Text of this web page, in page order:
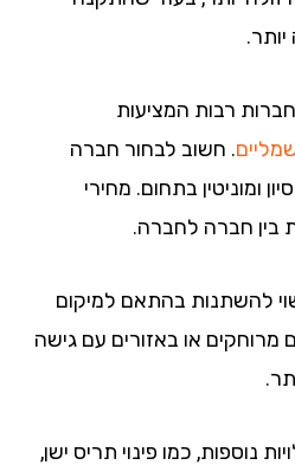
רבות המציעות
. חשוב לבחור חברה
בתחום. מחירי
חברה לחברה.
בהתאם למיקום
או באזורים עם גישה
כמו פינוי תריס ישן,